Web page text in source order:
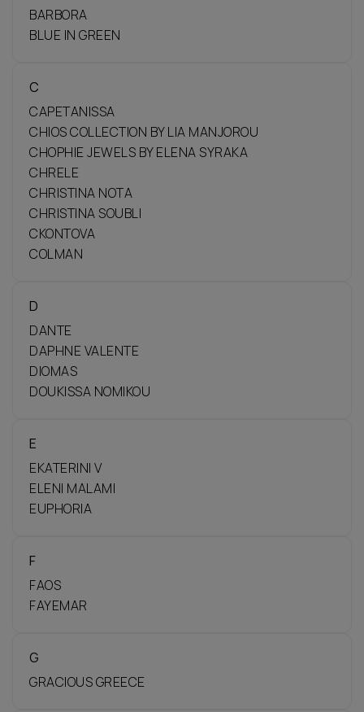
BARBORA
BLUE IN GREEN
C
CAPETANISSA
CHIOS COLLECTION BY LIA MANJOROU
CHOPHIE JEWELS BY ELENA SYRAKA
CHRELE
CHRISTINA NOTA
CHRISTINA SOUBLI
CKONTOVA
COLMAN
D
DANTE
DAPHNE VALENTE
DIOMAS
DOUKISSA NOMIKOU
E
EKATERINI V
ELENI MALAMI
EUPHORIA
F
FAOS
FAYEMAR
G
GRACIOUS GREECE